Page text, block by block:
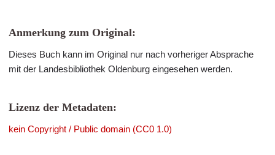
Anmerkung zum Original:
Dieses Buch kann im Original nur nach vorheriger Absprache
mit der Landesbibliothek Oldenburg eingesehen werden.
Lizenz der Metadaten:
kein Copyright / Public domain (CC0 1.0)